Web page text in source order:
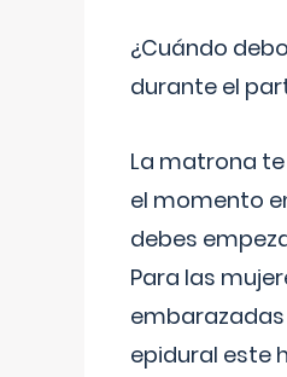
¿Cuándo
durante el
La matrona
el momento
debes
Para las
embarazadas
epidural este